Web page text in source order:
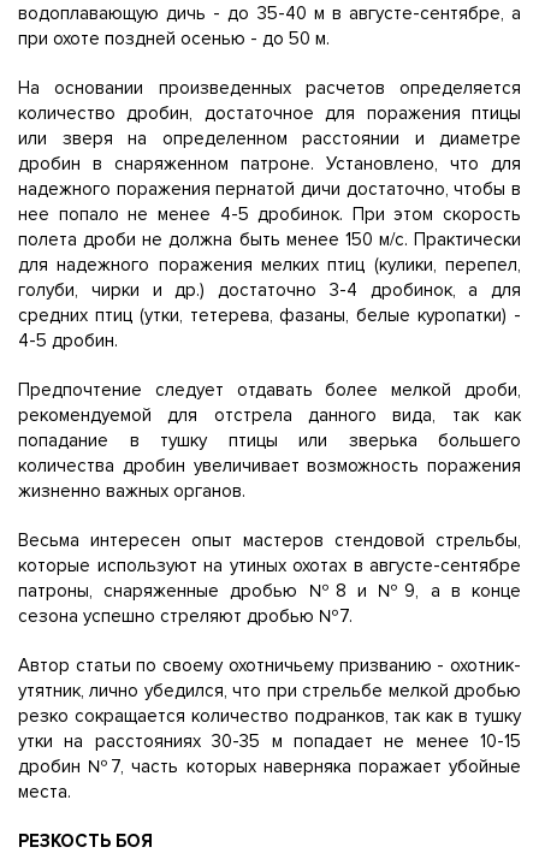
водоплавающую дичь - до 35-40 м в августе-сентябре, а
при охоте поздней осенью - до 50 м.
На основании произведенных расчетов определяется
количество дробин, достаточное для поражения птицы
или зверя на определенном расстоянии и диаметре
дробин в снаряженном патроне. Установлено, что для
надежного поражения пернатой дичи достаточно, чтобы в
нее попало не менее 4-5 дробинок. При этом скорость
полета дроби не должна быть менее 150 м/с. Практически
для надежного поражения мелких птиц (кулики, перепел,
голуби, чирки и др.) достаточно 3-4 дробинок, а для
средних птиц (утки, тетерева, фазаны, белые куропатки) -
4-5 дробин.
Предпочтение следует отдавать более мелкой дроби,
рекомендуемой для отстрела данного вида, так как
попадание в тушку птицы или зверька большего
количества дробин увеличивает возможность поражения
жизненно важных органов.
Весьма интересен опыт мастеров стендовой стрельбы,
которые используют на утиных охотах в августе-сентябре
патроны, снаряженные дробью №8 и №9, а в конце
сезона успешно стреляют дробью №7.
Автор статьи по своему охотничьему призванию - охотник-
утятник, лично убедился, что при стрельбе мелкой дробью
резко сокращается количество подранков, так как в тушку
утки на расстояниях 30-35 м попадает не менее 10-15
дробин №7, часть которых наверняка поражает убойные
места.
РЕЗКОСТЬ БОЯ